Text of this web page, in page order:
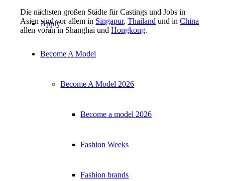
Apply
Become A Model
Become A Model 2026
Become a model 2026
Fashion Weeks
Fashion brands
Die nächsten großen Städte für Castings und Jobs in
Asien sind vor allem in Singapur,Thailand und inChina
allen voran in Shanghai undHongkong.